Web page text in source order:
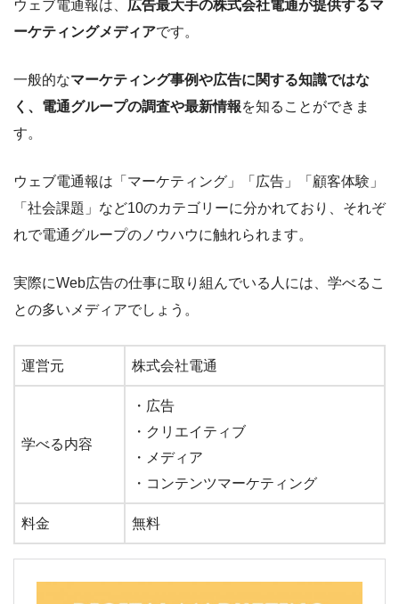
ウェブ電通報は、 広告最大手の株式会社電通が提供するマ
ーケティングメディアです。
一般的なマーケティング事例や広告に関する知識ではな
く、電通グループの調査や最新情報を知ることができま
す。
ウェブ電通報は「マーケティング」「広告」「顧客体験」
「社会課題」など10のカテゴリーに分かれており、それぞ
れで電通グループのノウハウに触れられます。
実際にWeb広告の仕事に取り組んでいる人には、学べるこ
との多いメディアでしょう。
運営元 株式会社電通
学べる内容
・広告
・クリエイティブ
・メディア
・コンテンツマーケティング
料金 無料